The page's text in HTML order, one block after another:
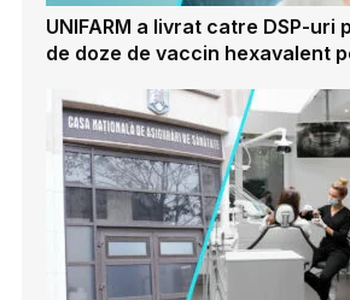
UNIFARM a livrat catre DSP-uri
de doze de vaccin hexavalent